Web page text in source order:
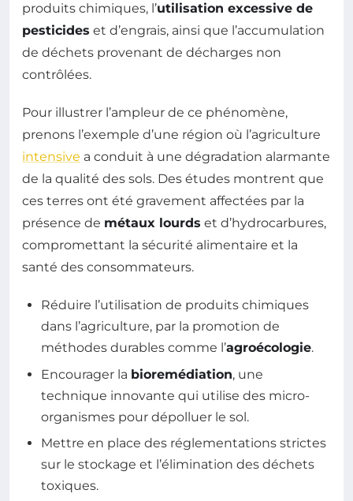
produits chimiques, l’utilisation excessive de
pesticides et d’engrais, ainsi que l’accumulation
de déchets provenant de décharges non
contrôlées.
Pour illustrer l’ampleur de ce phénomène,
prenons l’exemple d’une région où l’agriculture
intensive a conduit à une dégradation alarmante
de la qualité des sols. Des études montrent que
ces terres ont été gravement affectées par la
présence de métaux lourds et d’hydrocarbures,
compromettant la sécurité alimentaire et la
santé des consommateurs.
Réduire l’utilisation de produits chimiques
dans l’agriculture, par la promotion de
méthodes durables comme l’agroécologie.
Encourager la bioremédiation, une
technique innovante qui utilise des micro-
organismes pour dépolluer le sol.
Mettre en place des réglementations strictes
sur le stockage et l’élimination des déchets
toxiques.